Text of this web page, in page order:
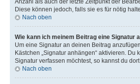
Diese können jedoch, falls sie es für nötig
Nach oben
Wie kann ich meinem Beitrag eine Signatur
Um eine Signatur an deinen Beitrag
Kästchen „Signatur anhängen“ aktivieren.
Signatur verfassen möchtest, so kannst du
Nach oben